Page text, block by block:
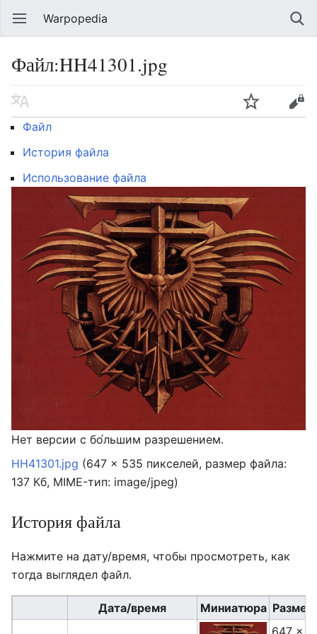
Warpopedia
Файл:HH41301.jpg
Файл
История файла
Использование файла
Нет версии с бо́льшим разрешением.
HH41301.jpg (647 × 535 пикселей, размер файла:
137 Кб, MIME-тип: image/jpeg)
История файла
Нажмите на дату/время, чтобы просмотреть, как
тогда выглядел файл.
Дата/время Миниатюра
647 ×